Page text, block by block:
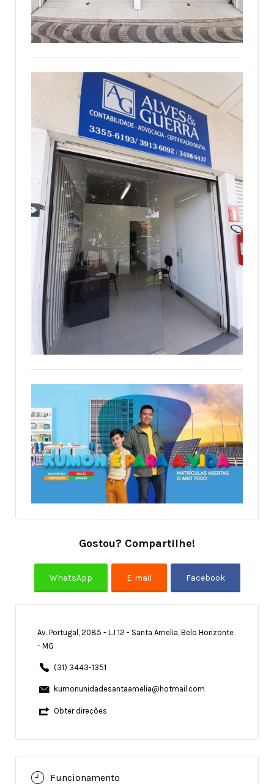
Gostou? Compartilhe!
Av. Portugal, 2085 - LJ 12 - Santa Amelia, Belo Horizonte
- MG
(31) 3443-1351
kumonunidadesantaamelia@hotmail.com
Obter direções
Funcionamento